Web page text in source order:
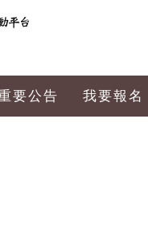
要公告 我要報名